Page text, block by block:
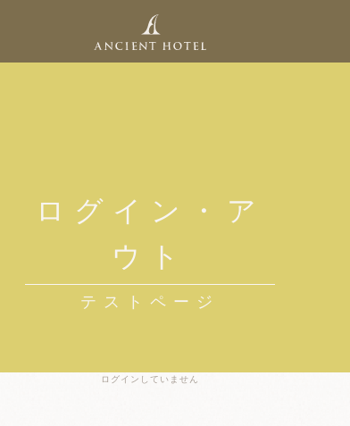
ログイン・ア
ウト
テストページ
ログインしていません